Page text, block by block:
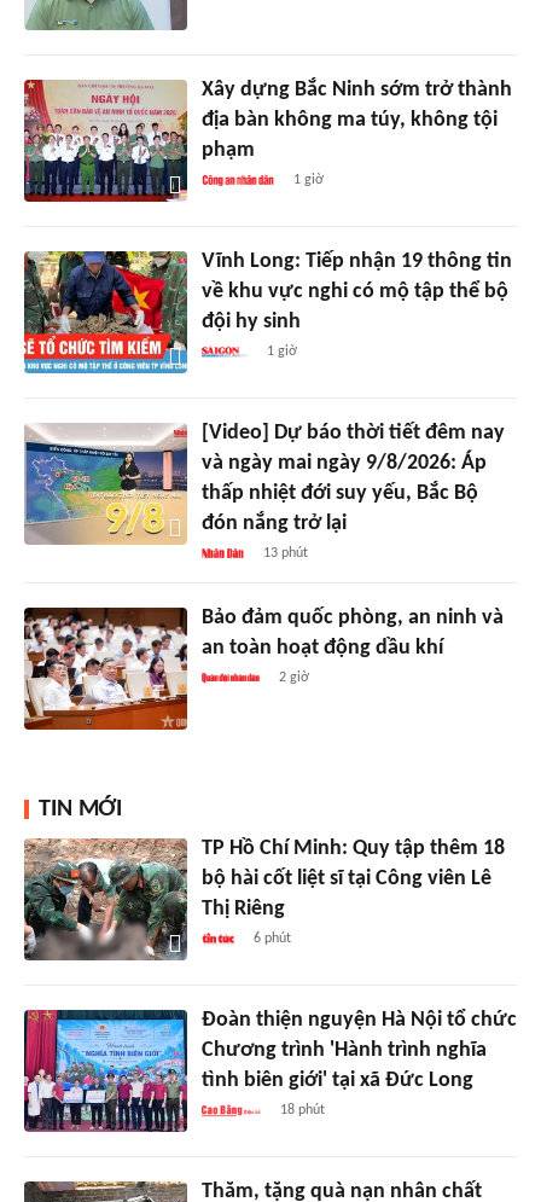
Xây dựng Bắc Ninh sớm trở thành
địa bàn không ma túy, không tội
phạm
1 giờ
Vĩnh Long: Tiếp nhận 19 thông tin
về khu vực nghi có mộ tập thể bộ
đội hy sinh
1 giờ
[Video] Dự báo thời tiết đêm nay
và ngày mai ngày 9/8/2026: Áp
thấp nhiệt đới suy yếu, Bắc Bộ
đón nắng trở lại
13 phút
Bảo đảm quốc phòng, an ninh và
an toàn hoạt động dầu khí
2 giờ
TIN MỚI
TP Hồ Chí Minh: Quy tập thêm 18
bộ hài cốt liệt sĩ tại Công viên Lê
Thị Riêng
6 phút
Đoàn thiện nguyện Hà Nội tổ chức
Chương trình 'Hành trình nghĩa
tình biên giới' tại xã Đức Long
18 phút
Thăm, tặng quà nạn nhân chất